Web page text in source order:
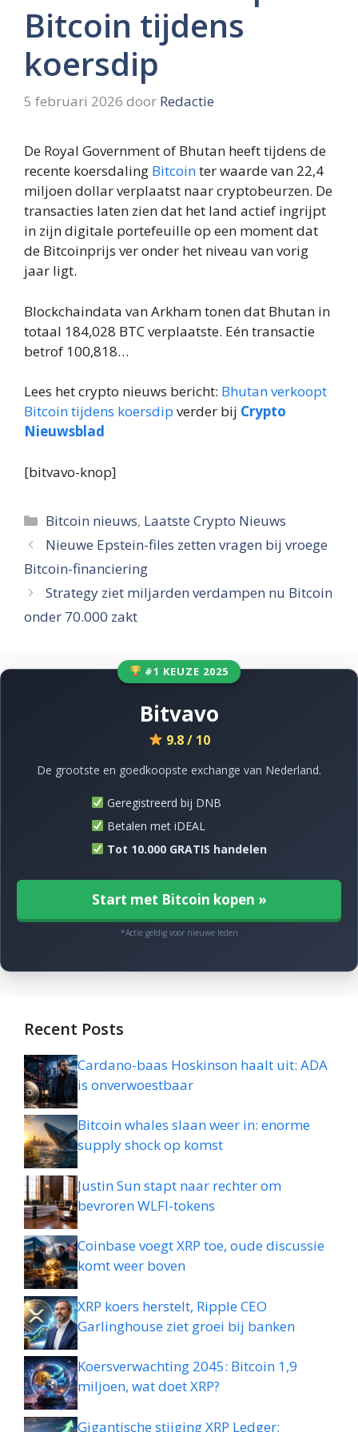
Bitcoin tijdens
koersdip
5 februari 2026 door Redactie
De Royal Government of Bhutan heeft tijdens de
recente koersdaling Bitcointer waarde van 22,4
miljoen dollar verplaatst naar cryptobeurzen. De
transacties laten zien dat het land actief ingrijpt
in zijn digitale portefeuille op een moment dat
de Bitcoinprijs ver onder het niveau van vorig
jaar ligt.
Blockchaindata van Arkham tonen dat Bhutan in
totaal 184,028 BTC verplaatste. Eén transactie
betrof 100,818…
Lees het crypto nieuws bericht: Bhutan verkoopt
Bitcoin tijdens koersdip verder bij Crypto
Nieuwsblad
[bitvavo-knop]
Categorieën
Bitcoin nieuws, Laatste Crypto Nieuws
Nieuwe Epstein-files zetten vragen bij vroege
Bitcoin-financiering
Strategy ziet miljarden verdampen nu Bitcoin
onder 70.000 zakt
#1 KEUZE 2025
Bitvavo
9.8 / 10
De grootste en goedkoopste exchange van Nederland.
Geregistreerd bij DNB
Betalen met iDEAL
Tot 10.000 GRATIS handelen
Start met Bitcoin kopen »
*Actie geldig voor nieuwe leden
Recent Posts
Cardano-baas Hoskinson haalt uit: ADA
is onverwoestbaar
Bitcoin whales slaan weer in: enorme
supply shock op komst
Justin Sun stapt naar rechter om
bevroren WLFI-tokens
Coinbase voegt XRP toe, oude discussie
komt weer boven
XRP koers herstelt, Ripple CEO
Garlinghouse ziet groei bij banken
Koersverwachting 2045: Bitcoin 1,9
miljoen, wat doet XRP?
Gigantische stijging XRP Ledger: